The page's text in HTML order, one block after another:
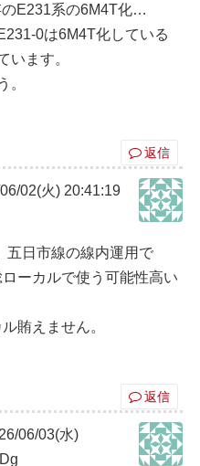
E231系の6M4T化…
0は6M4T化している
います。
。
返信
02(火) 20:41:19
五日市線の線内運用で
ーカルで使う可能性高い
賄えません。
返信
06/03(水)